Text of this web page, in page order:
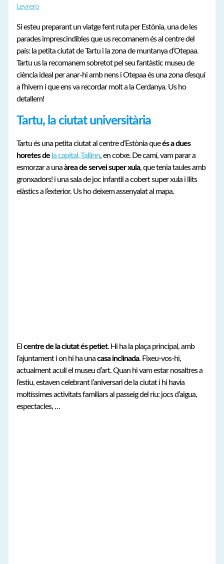
Levrero
Si esteu preparant un viatge fent ruta per Estònia, una de les
parades imprescindibles que us recomanem és al centre del
país: la petita ciutat de Tartu i la zona de muntanya d’Otepaa.
Tartu us la recomanem sobretot pel seu fantàstic museu de
ciència ideal per anar-hi amb nens i Otepaa és una zona d’esquí
a l’hivern i que ens va recordar molt a la Cerdanya. Us ho
detallem!
Tartu, la ciutat universitària
Tartu és una petita ciutat al centre d’Estònia queés a dues
horetes de la capital, Tallinn, en cotxe. De camí, vam parar a
esmorzar a unaàrea de servei super xula, que tenia taules amb
gronxadors! i una sala de joc infantil a cobert super xula i llits
elàstics a l’exterior. Us ho deixem assenyalat al mapa.
Elcentre de la ciutat és petiet. Hi ha la plaça principal, amb
l’ajuntament i on hi ha unacasa inclinada. Fixeu-vos-hi,
actualment acull el museu d’art. Quan hi vam estar nosaltres a
l’estiu, estaven celebrant l’aniversari de la ciutat i hi havia
moltíssimes activitats familiars al passeig del riu: jocs d’aigua,
espectacles, …